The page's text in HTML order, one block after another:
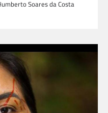
Soares da Costa